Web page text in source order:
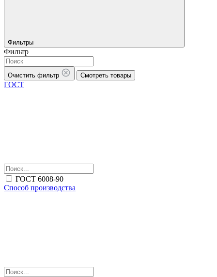
Фильтры
Фильтр
Очистить фильтр Смотреть товары
ГОСТ
ГОСТ 6008-90
Способ производства